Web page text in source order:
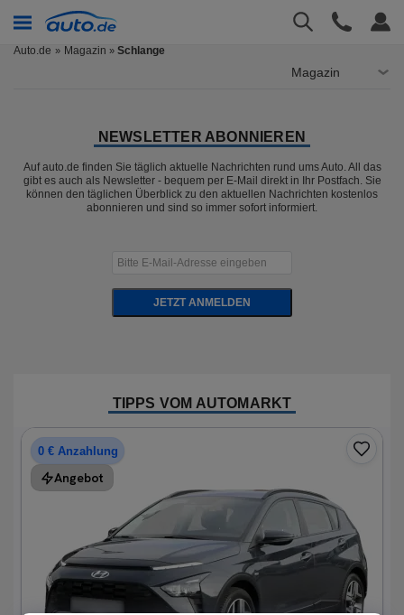
Auto.de Magazin » Schlange
Magazin
NEWSLETTER ABONNIEREN
Auf auto.de finden Sie täglich aktuelle Nachrichten rund ums Auto. All das
gibt es auch als Newsletter - bequem per E-Mail direkt in Ihr Postfach. Sie
können den täglichen Überblick zu den aktuellen Nachrichten kostenlos
abonnieren und sind so immer sofort informiert.
JETZT ANMELDEN
TIPPS VOM AUTOMARKT
0 € Anzahlung
Angebot